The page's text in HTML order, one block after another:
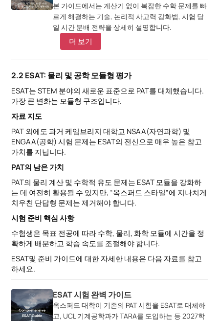
본 가이드에서는 계산기 없이 복잡한 수학 문제를 빠
르게 해결하는 기술, 논리적 사고력 강화법, 시험 당
일 시간 분배 전략을 상세히 설명합니다.
더 보기
2.2 ESAT: 물리 및 공학 모듈형 평가
ESAT는 STEM 분야의 새로운 표준으로 PAT를 대체했습니다.
가장 큰 변화는 모듈형 구조입니다.
자료 지도
PAT 외에도 과거 케임브리지 대학교 NSAA(자연과학) 및
ENGAA(공학) 시험 문제는 ESAT의 전신으로 매우 높은 참고
가치를 지닙니다.
PAT의 남은 가치
PAT의 물리 계산 및 수학적 유도 문제는 ESAT 모듈을 강화하
는 데 여전히 활용될 수 있지만, “옥스퍼드 스타일”에 지나치게
치우친 단답형 문제는 제거해야 합니다.
시험 준비 핵심 사항
수험생은 목표 전공에 따라 수학, 물리, 화학 모듈에 시간을 정
확하게 배분하고 학습 속도를 조절해야 합니다.
ESAT및 준비 가이드에 대한 자세한 내용은 다음 자료를 참고
하세요.
ESAT 시험 완벽 가이드
옥스퍼드 대학이 기존의 PAT 시험을 ESAT로 대체하
고, UCL 기계공학과가 TARA를 도입하는 등 2027학